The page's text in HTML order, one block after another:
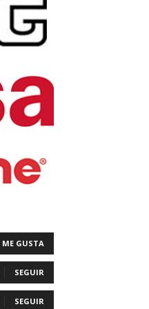
ME GUSTA
SEGUIR
SEGUIR